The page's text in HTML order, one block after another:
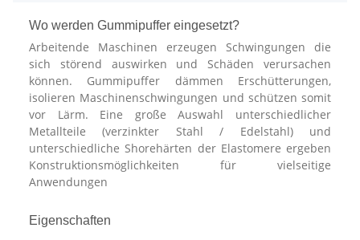
Wo werden Gummipuffer eingesetzt?
Arbeitende Maschinen erzeugen Schwingungen die
sich störend auswirken und Schäden verursachen
können. Gummipuffer dämmen Erschütterungen,
isolieren Maschinenschwingungen und schützen somit
vor Lärm. Eine große Auswahl unterschiedlicher
Metallteile (verzinkter Stahl / Edelstahl) und
unterschiedliche Shorehärten der Elastomere ergeben
Konstruktionsmöglichkeiten für vielseitige
Anwendungen
Eigenschaften